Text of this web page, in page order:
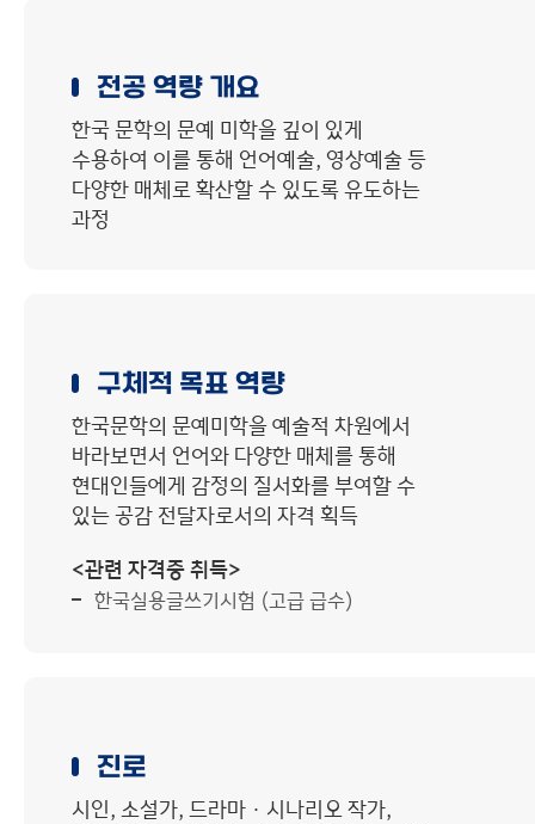
전공 역량 개요
한국 문학의 문예 미학을 깊이 있게
수용하여 이를 통해 언어예술, 영상예술 등
다양한 매체로 확산할 수 있도록 유도하는
과정
구체적 목표 역량
한국문학의 문예미학을 예술적 차원에서
바라보면서 언어와 다양한 매체를 통해
현대인들에게 감정의 질서화를 부여할 수
있는 공감 전달자로서의 자격 획득
<관련 자격증 취득>
한국실용글쓰기시험 (고급 급수)
진로
시인, 소설가, 드라마 · 시나리오 작가,